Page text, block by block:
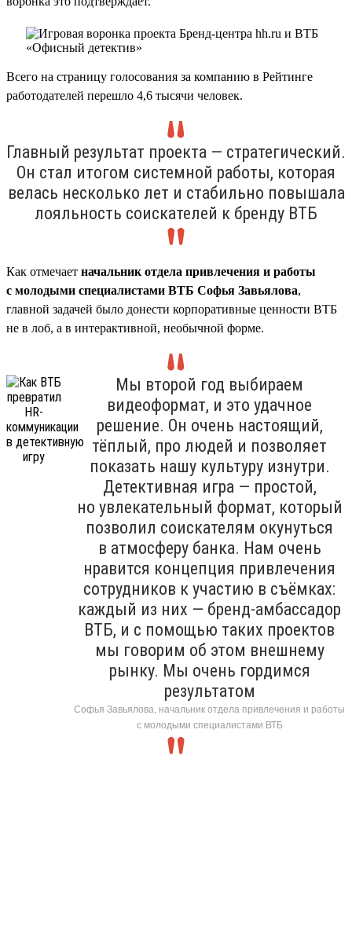
Всего на страницу голосования за компанию в Рейтинге
работодателей перешло 4,6 тысячи человек.
Главный результат проекта — стратегический.
Он стал итогом системной работы, которая
велась несколько лет и стабильно повышала
лояльность соискателей к бренду ВТБ
Как отмечает начальник отдела привлечения и работы
с молодыми специалистами ВТБ Софья Завьялова,
главной задачей было донести корпоративные ценности ВТБ
не в лоб, а в интерактивной, необычной форме.
Мы второй год выбираем
видеоформат, и это удачное
решение. Он очень настоящий,
тёплый, про людей и позволяет
показать нашу культуру изнутри.
Детективная игра — простой,
но увлекательный формат, который
позволил соискателям окунуться
в атмосферу банка. Нам очень
нравится концепция привлечения
сотрудников к участию в съёмках:
каждый из них — бренд-амбассадор
ВТБ, и с помощью таких проектов
мы говорим об этом внешнему
рынку. Мы очень гордимся
результатом
Софья Завьялова, начальник отдела привлечения и работы
с молодыми специалистами ВТБ